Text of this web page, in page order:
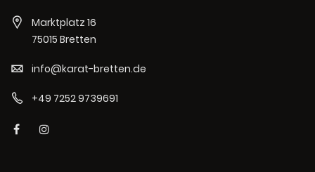
Marktplatz 16
75015 Bretten
info@karat-bretten.de
+49 7252 9739691